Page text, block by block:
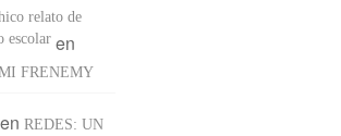
relato de
escolaren
FRENEMY
en REDES: UN